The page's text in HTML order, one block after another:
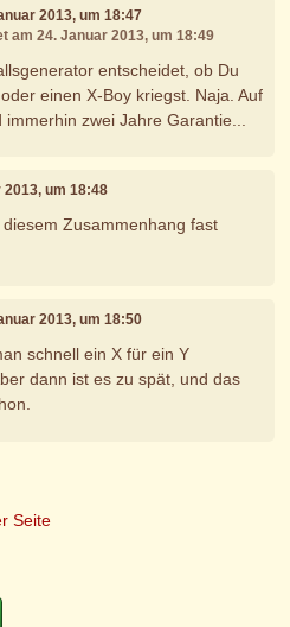
2013, um 18:47
am 24. Januar 2013, um 18:49
entscheidet, ob Du
einen X-Boy kriegst. Naja. Auf
zwei Jahre Garantie...
2013, um 18:48
diesem Zusammenhang fast
2013, um 18:50
schnell ein X für ein Y
dann ist es zu spät, und das
Seite